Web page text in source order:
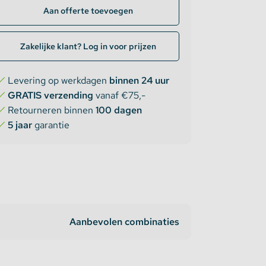
Aan offerte toevoegen
Zakelijke klant? Log in voor prijzen
Levering op werkdagen binnen 24 uur
GRATIS verzending vanaf €75,-
Retourneren binnen 100 dagen
5 jaargarantie
Aanbevolen combinaties